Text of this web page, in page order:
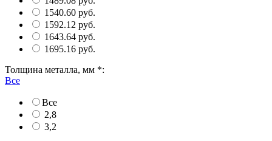
1540.60 руб.
1592.12 руб.
1643.64 руб.
1695.16 руб.
Толщина металла, мм *:
Все
Все
2,8
3,2